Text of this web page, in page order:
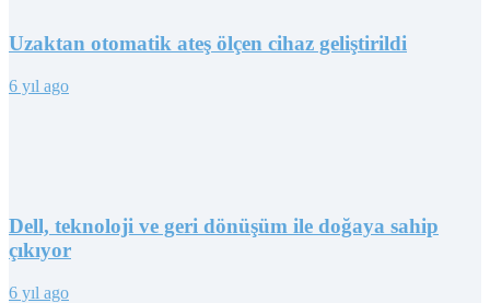
Uzaktan otomatik ateş ölçen cihaz geliştirildi
6 yıl ago
Dell, teknoloji ve geri dönüşüm ile doğaya sahip
çıkıyor
6 yıl ago